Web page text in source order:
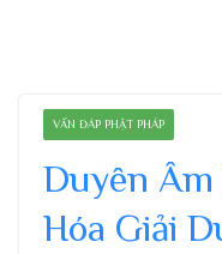
VẤN ĐÁP PHẬT PHÁP
Duyên Âm
Hóa Giải